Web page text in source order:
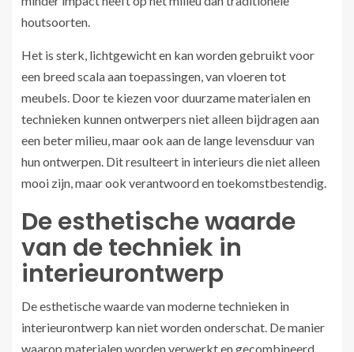
houtsoorten.
Het is sterk, lichtgewicht en kan worden gebruikt voor
een breed scala aan toepassingen, van vloeren tot
meubels. Door te kiezen voor duurzame materialen en
technieken kunnen ontwerpers niet alleen bijdragen aan
een beter milieu, maar ook aan de lange levensduur van
hun ontwerpen. Dit resulteert in interieurs die niet alleen
mooi zijn, maar ook verantwoord en toekomstbestendig.
De esthetische waarde
van de techniek in
interieurontwerp
De esthetische waarde van moderne technieken in
interieurontwerp kan niet worden onderschat. De manier
waarop materialen worden verwerkt en gecombineerd